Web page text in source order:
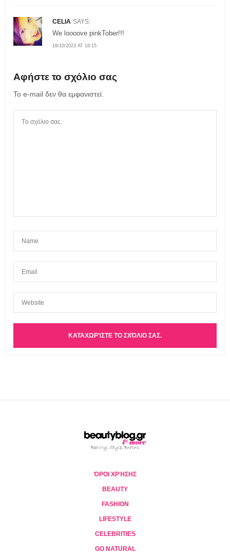
CELIA SAYS:
18/10/2023 AT 18:15
We loooove pinkTober!!!
Αφήστε το σχόλιο σας
Το e-mail δεν θα εμφανιστεί.
ΌΡΟΙ ΧΡΉΣΗΣ
BEAUTY
FASHION
LIFESTYLE
CELEBRITIES
GO NATURAL